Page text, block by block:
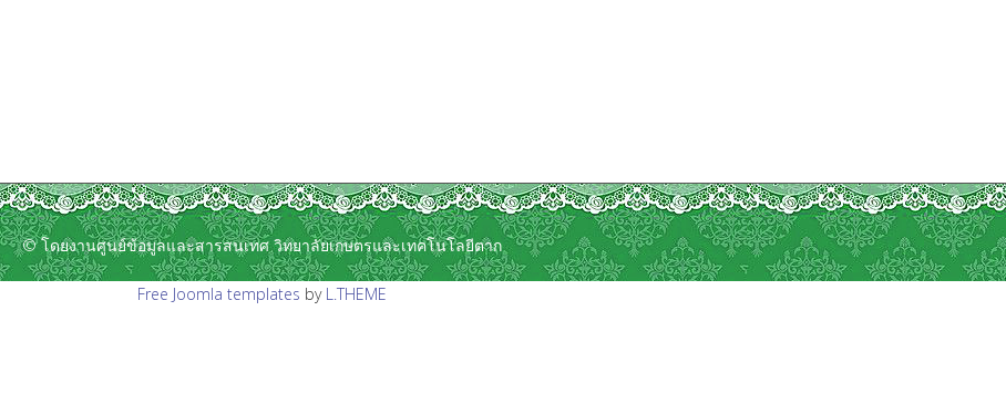
© โดยงานศูนย์ข้อมูลและสารสนเทศ วิทยาลัยเกษตรและเทคโนโลยีตาก
Free Joomla templates by L.THEME